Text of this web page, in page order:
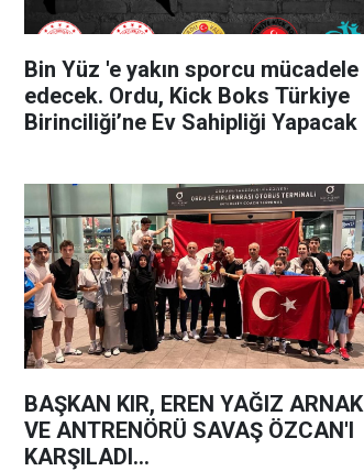
Bin Yüz 'e yakın sporcu mücadele
edecek. Ordu, Kick Boks Türkiye
Birinciliği’ne Ev Sahipliği Yapacak
BAŞKAN KIR, EREN YAĞIZ ARNAK
VE ANTRENÖRÜ SAVAŞ ÖZCAN'I
KARŞILADI...